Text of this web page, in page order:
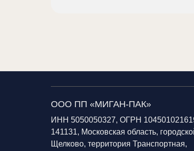
ООО ПП «МИГАН-ПАК»
ИНН 5050050327, ОГРН
141131, Московская область,
Щелково, территория Транспортная,